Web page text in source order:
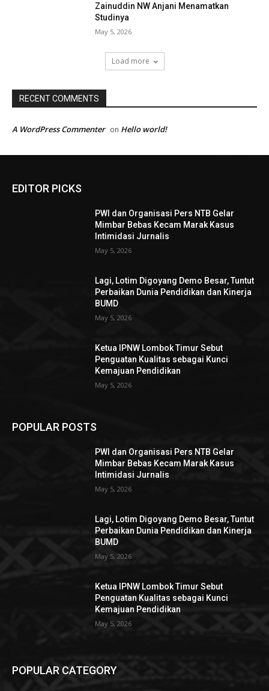
Zainuddin NW Anjani Menamatkan
Studinya
May 5, 2026
Load more
RECENT COMMENTS
A WordPress Commenter on Hello world!
EDITOR PICKS
PWI dan Organisasi Pers NTB Gelar
Mimbar Bebas Kecam Marak Kasus
Intimidasi Jurnalis
May 5, 2026
Lagi, Lotim Digoyang Demo Besar, Tuntut
Perbaikan Dunia Pendidikan dan Kinerja
BUMD
May 5, 2026
Ketua IPNW Lombok Timur Sebut
Penguatan Kualitas sebagai Kunci
Kemajuan Pendidikan
May 5, 2026
POPULAR POSTS
PWI dan Organisasi Pers NTB Gelar
Mimbar Bebas Kecam Marak Kasus
Intimidasi Jurnalis
May 5, 2026
Lagi, Lotim Digoyang Demo Besar, Tuntut
Perbaikan Dunia Pendidikan dan Kinerja
BUMD
May 5, 2026
Ketua IPNW Lombok Timur Sebut
Penguatan Kualitas sebagai Kunci
Kemajuan Pendidikan
May 5, 2026
POPULAR CATEGORY